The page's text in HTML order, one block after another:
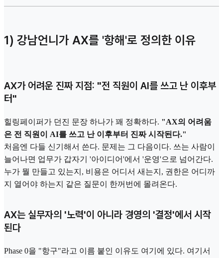
1) 강남언니가 AX를 '항해'로 정의한 이유
AX가 어려운 진짜 지점: "전 직원이 AI를 쓰고 난 이후부
터"
힐링페이퍼가 던진 문장 하나가 꽤 정확하다. "AX의 어려움
은 전 직원이 AI를 쓰고 난 이후부터 진짜 시작된다."
처음엔 다들 신기해서 쓴다. 문제는 그 다음이다. 쓰는 사람이
늘어나면 업무가 갑자기 '아이디어'에서 '운영'으로 넘어간다.
누가 뭘 만들고 있는지, 비용은 어디서 새는지, 권한은 어디까
지 열어야 하는지 같은 질문이 한꺼번에 몰려온다.
AX는 실무자의 '노력'이 아니라 경영의 '결정'에서 시작
된다
Phase 0을 "항구"라고 이름 붙인 이유도 여기에 있다. 여기서